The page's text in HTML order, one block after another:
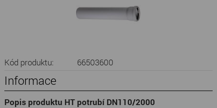
Kód produktu: 66503600
Informace
Popis produktu HT potrubí DN110/2000